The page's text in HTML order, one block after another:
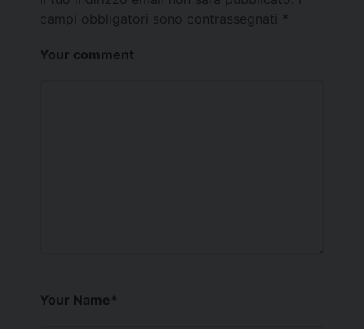
campi obbligatori sono contrassegnati *
Your comment
Your Name*